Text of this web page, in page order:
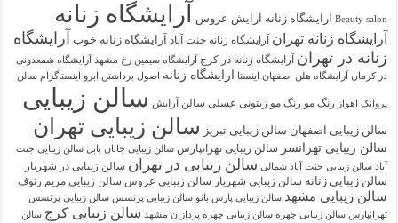
Beauty salon آرايشگاه زنانه آرایش عروس آرایشگاه زنانه
آرایشگاه زنانه تهران آرایشگاه زنانه جنت آباد آرایشگاه زنانه خوب آرایشگاه
زنانه در تهران آرایشگاه زنانه در کرج آرایشگاه سیمین رخ مشهد آرایشگاه شمعدونی
در کرمان آرایشگاه هلن اصفهان اینستا ارایشگاه زنانه اصول برداشتن ابرو اینستاگرام سالن
پروانک اهواز رنگ مو رنگ مو زیتونی عسلی سالن آرایش سالن زیبایی
سالن زیبایی اصفهان سالن زیبایی تبریز سالن زیبایی تهران
سالن زیبایی تهرانسر سالن زیبایی تهرانپارس سالن زیبایی جانان بابل سالن زیبایی جنت
آباد سالن زیبایی جنت آباد شمالی سالن زیبایی در تهران سالن زیبایی در شهریار
سالن زیبایی زنانه سالن زیبایی شهریار سالن زیبایی عروس سالن زیبایی مریم رئوف
سالن زیبایی مشهد سالن زیبایی پارس بانو سالن زیبایی پرنسس سالن زیبایی پرنسس
تهرانپارس سالن زیبایی چهره سالن زیبایی چهره پردازان مشهد سالن زیبایی کرج سالن